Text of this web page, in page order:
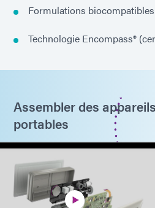
Formulations biocompatibles
Technologie Encompass®
Assembler des
portables